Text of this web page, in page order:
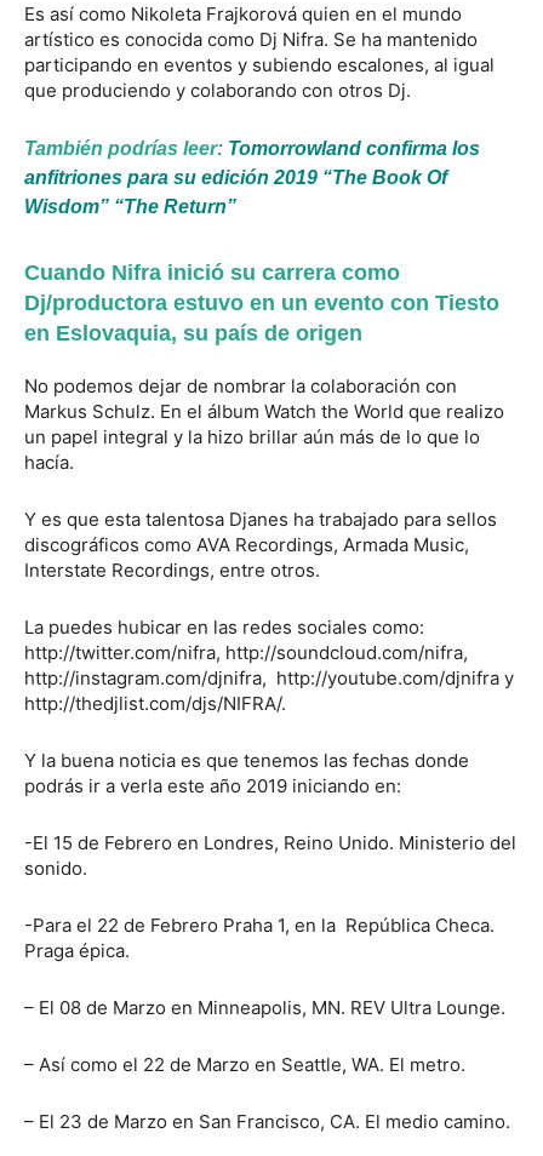
Es así como Nikoleta Frajkorová quien en el mundo
artístico es conocida como Dj Nifra. Se ha mantenido
participando en eventos y subiendo escalones, al igual
que produciendo y colaborando con otros Dj.
También podrías leer: Tomorrowland confirma los
anfitriones para su edición 2019 “The Book Of
Wisdom” “The Return”
Cuando Nifra inició su carrera como
Dj/productora estuvo en un evento con Tiesto
en Eslovaquia, su país de origen
No podemos dejar de nombrar la colaboración con
Markus Schulz. En el álbum Watch the World que realizo
un papel integral y la hizo brillar aún más de lo que lo
hacía.
Y es que esta talentosa Djanes ha trabajado para sellos
discográficos como AVA Recordings, Armada Music,
Interstate Recordings, entre otros.
La puedes hubicar en las redes sociales como:
http://twitter.com/nifra, http://soundcloud.com/nifra,
http://instagram.com/djnifra, http://youtube.com/djnifra y
http://thedjlist.com/djs/NIFRA/.
Y la buena noticia es que tenemos las fechas donde
podrás ir a verla este año 2019 iniciando en:
-El 15 de Febrero en Londres, Reino Unido. Ministerio del
sonido.
-Para el 22 de Febrero Praha 1, en la República Checa.
Praga épica.
– El 08 de Marzo en Minneapolis, MN. REV Ultra Lounge.
– Así como el 22 de Marzo en Seattle, WA. El metro.
– El 23 de Marzo en San Francisco, CA. El medio camino.